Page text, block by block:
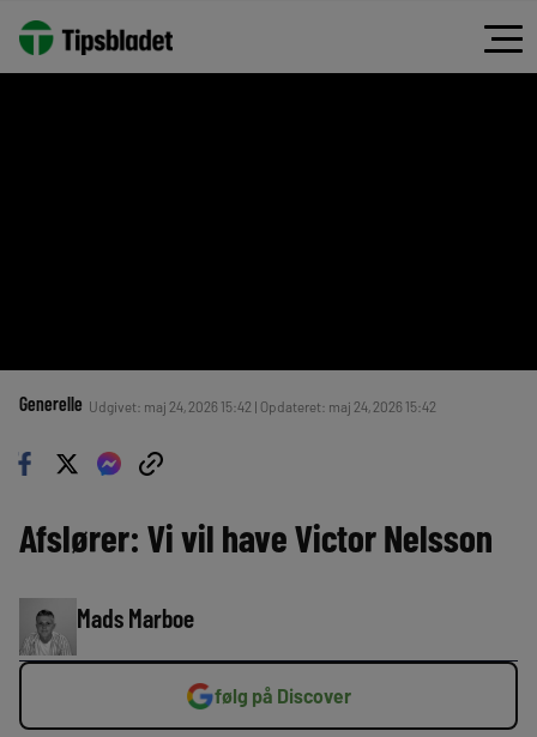
Generelle Udgivet: maj 24, 2026 15:42 | Opdateret: maj 24, 2026 15:42
Afslører: Vi vil have Victor Nelsson
Mads Marboe
følg på Discover